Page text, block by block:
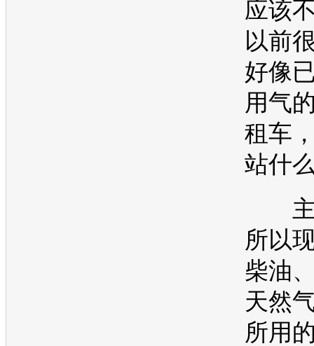
应该
以前
好像
用气
租车
站什
主
所以
柴油
天然
所用